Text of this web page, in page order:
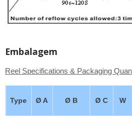
Embalagem
Reel Specifications & Packaging
Type Ø A Ø B Ø C W